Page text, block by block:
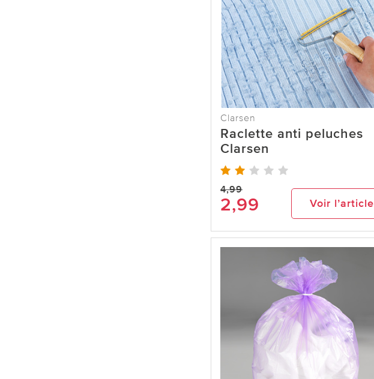
Clarsen
Raclette anti peluches
Clarsen
4,99
2,99 Voir l’article